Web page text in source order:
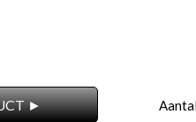
►